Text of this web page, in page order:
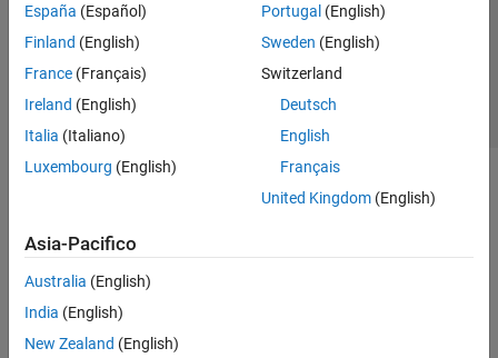
España (Español)
Finland (English)
France (Français)
Ireland (English)
Italia (Italiano)
Luxembourg (English)
Portugal (English)
Sweden (English)
Switzerland
Deutsch
English
Français
United Kingdom(English)
Asia-Pacifico
Australia (English)
India (English)
New Zealand (English)
© 1994-2026 The MathWorks, Inc.